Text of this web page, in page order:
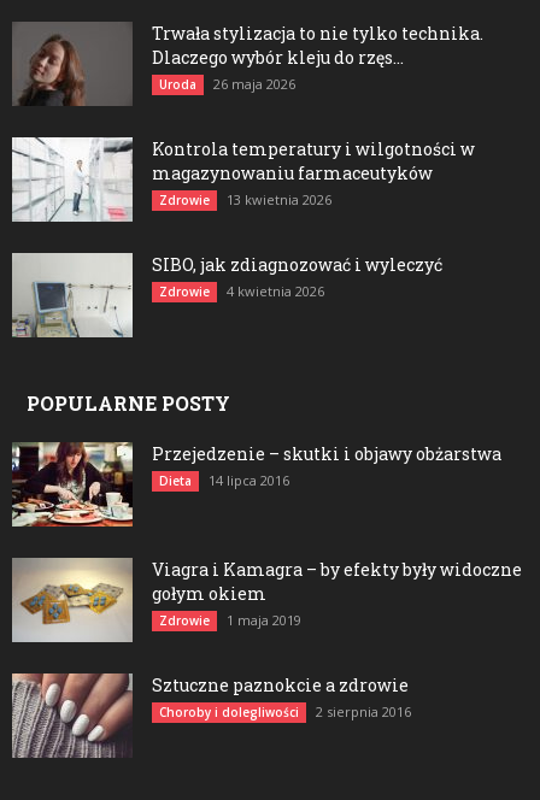
Trwała stylizacja to nie tylko technika.
Dlaczego wybór kleju do rzęs...
Uroda 26 maja 2026
Kontrola temperatury i wilgotności w
magazynowaniu farmaceutyków
Zdrowie 13 kwietnia 2026
SIBO, jak zdiagnozować i wyleczyć
Zdrowie 4 kwietnia 2026
POPULARNE POSTY
Przejedzenie – skutki i objawy obżarstwa
Dieta 14 lipca 2016
Viagra i Kamagra – by efekty były widoczne
gołym okiem
Zdrowie 1 maja 2019
Sztuczne paznokcie a zdrowie
Choroby i dolegliwości 2 sierpnia 2016